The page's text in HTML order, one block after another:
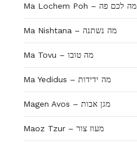
Ma Lochem Poh – מה לכם פה
Ma Nishtana – מה נשתנה
Ma Tovu – מה טובו
Ma Yedidus – מה ידידות
Magen Avos – מגן אבות
Maoz Tzur – מעוז צור